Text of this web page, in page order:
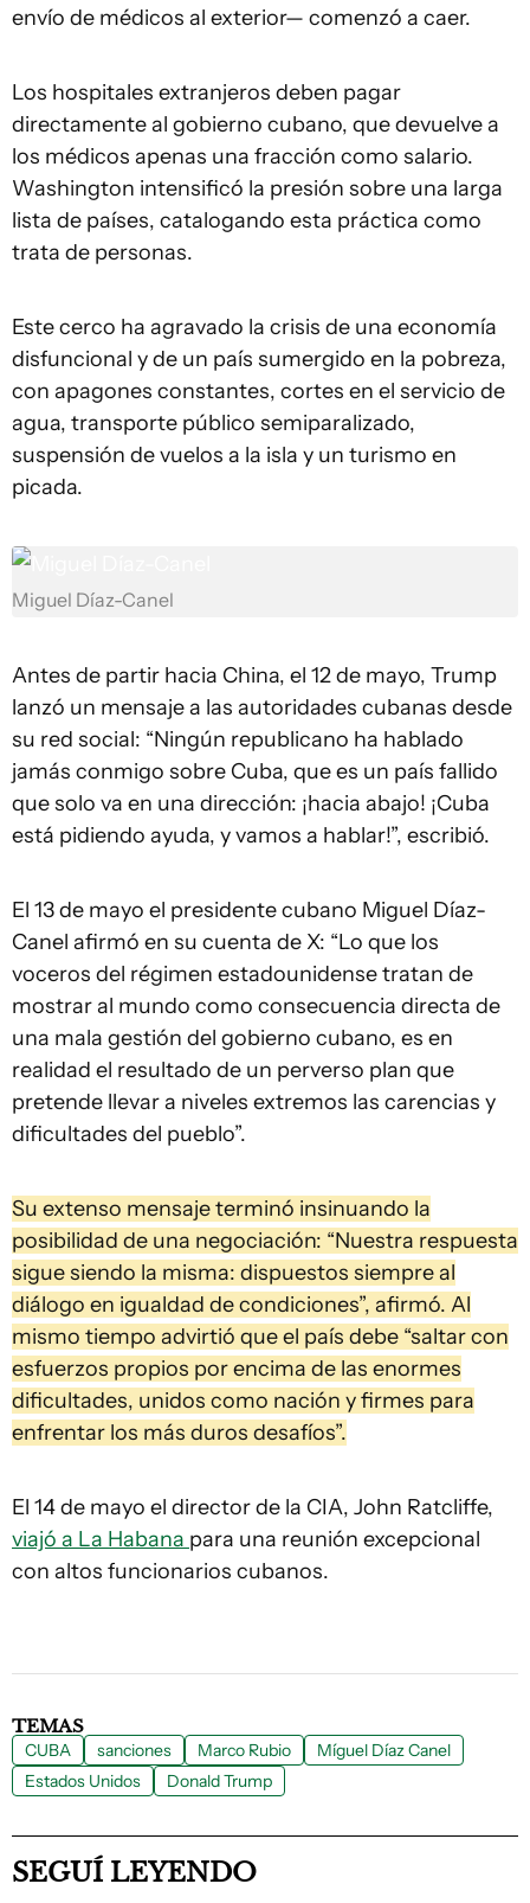
envío de médicos al exterior— comenzó a caer.
Los hospitales extranjeros deben pagar
directamente al gobierno cubano, que devuelve a
los médicos apenas una fracción como salario.
Washington intensificó la presión sobre una larga
lista de países, catalogando esta práctica como
trata de personas.
Este cerco ha agravado la crisis de una economía
disfuncional y de un país sumergido en la pobreza,
con apagones constantes, cortes en el servicio de
agua, transporte público semiparalizado,
suspensión de vuelos a la isla y un turismo en
picada.
Miguel Díaz-Canel
Antes de partir hacia China, el 12 de mayo, Trump
lanzó un mensaje a las autoridades cubanas desde
su red social: “Ningún republicano ha hablado
jamás conmigo sobre Cuba, que es un país fallido
que solo va en una dirección: ¡hacia abajo! ¡Cuba
está pidiendo ayuda, y vamos a hablar!”, escribió.
El 13 de mayo el presidente cubano Miguel Díaz-
Canel afirmó en su cuenta de X: “Lo que los
voceros del régimen estadounidense tratan de
mostrar al mundo como consecuencia directa de
una mala gestión del gobierno cubano, es en
realidad el resultado de un perverso plan que
pretende llevar a niveles extremos las carencias y
dificultades del pueblo”.
Su extenso mensaje terminó insinuando la
posibilidad de una negociación: “Nuestra respuesta
sigue siendo la misma: dispuestos siempre al
diálogo en igualdad de condiciones”, afirmó. Al
mismo tiempo advirtió que el país debe “saltar con
esfuerzos propios por encima de las enormes
dificultades, unidos como nación y firmes para
enfrentar los más duros desafíos”.
El 14 de mayo el director de la CIA, John Ratcliffe,
viajó a La Habana para una reunión excepcional
con altos funcionarios cubanos.
TEMAS
CUBA sanciones Marco Rubio
Míguel Díaz Canel
Estados Unidos
Donald Trump
SEGUÍ LEYENDO